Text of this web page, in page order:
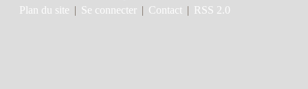
Plan du site | Se connecter | Contact | RSS 2.0